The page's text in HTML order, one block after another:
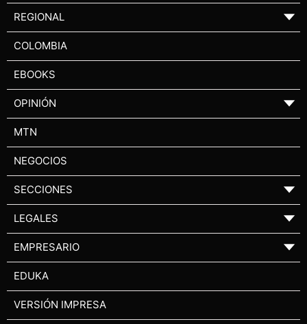
REGIONAL ▼
COLOMBIA
EBOOKS
OPINIÓN ▼
MTN
NEGOCIOS
SECCIONES ▼
LEGALES ▼
EMPRESARIO ▼
EDUKA
VERSIÓN IMPRESA